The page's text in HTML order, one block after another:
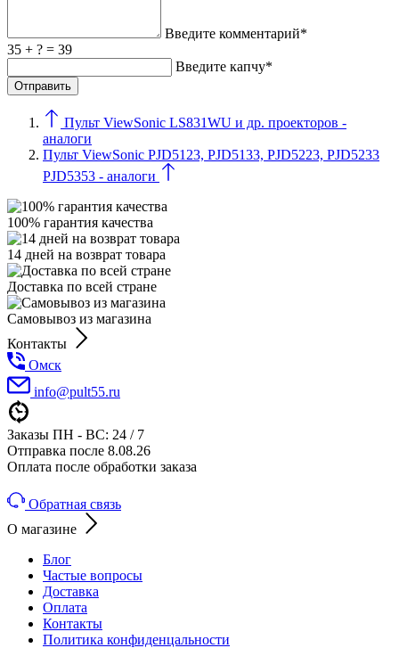
Введите комментарий*
35 + ? = 39
Введите капчу*
Пульт ViewSonic LS831WU и др. проекторов -
аналоги
Пульт ViewSonic PJD5123, PJD5133, PJD5223, PJD5233
PJD5353 - аналоги
100% гарантия качества
14 дней на возврат товара
Доставка по всей стране
Самовывоз из магазина
Контакты
Омск
info@pult55.ru
Заказы ПН - ВС: 24 / 7
Отправка после 8.08.26
Оплата после обработки заказа
Обратная связь
О магазине
Блог
Частые вопросы
Доставка
Оплата
Контакты
Политика конфиденцальности